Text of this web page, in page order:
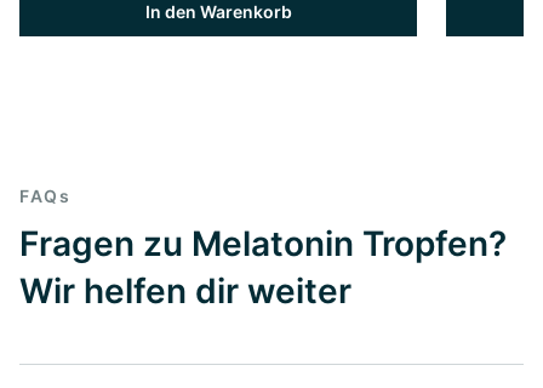
In den Warenkorb
FAQs
Fragen zu Melatonin Tropfen?
Wir helfen dir weiter